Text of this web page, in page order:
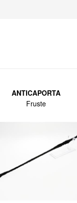
ANTICAPORTA
Fruste